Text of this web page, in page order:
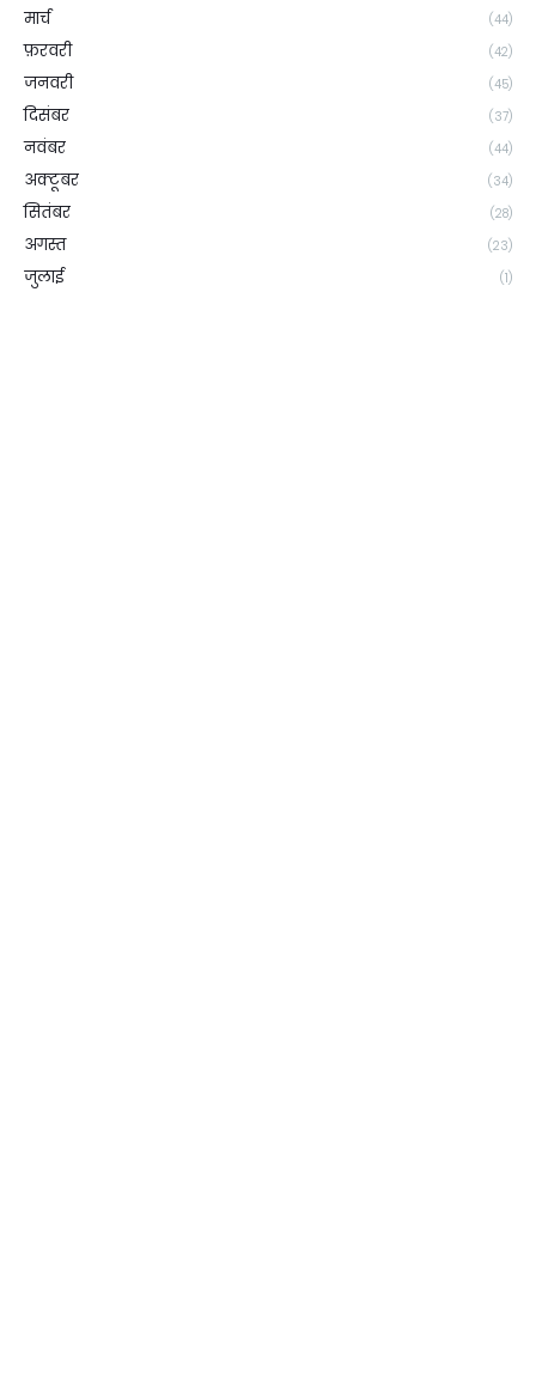
मार्च (44)
फ़रवरी (42)
जनवरी (45)
दिसंबर (37)
नवंबर (44)
अक्टूबर (34)
सितंबर (28)
अगस्त (23)
जुलाई (1)